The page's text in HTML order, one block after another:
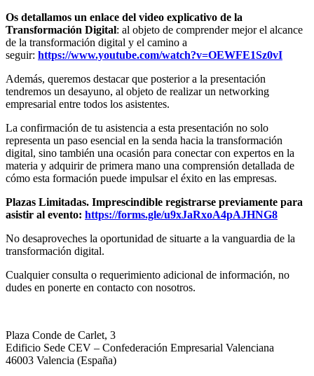
Os detallamos un enlace del video explicativo de la
Transformación Digital: al objeto de comprender mejor el alcance
de la transformación digital y el camino a
seguir: https://www.youtube.com/watch?v=OEWFE1Sz0vI
Además, queremos destacar que posterior a la presentación
tendremos un desayuno, al objeto de realizar un networking
empresarial entre todos los asistentes.
La confirmación de tu asistencia a esta presentación no solo
representa un paso esencial en la senda hacia la transformación
digital, sino también una ocasión para conectar con expertos en la
materia y adquirir de primera mano una comprensión detallada de
cómo esta formación puede impulsar el éxito en las empresas.
Plazas Limitadas. Imprescindible registrarse previamente para
asistir al evento: https://forms.gle/u9xJaRxoA4pAJHNG8
No desaproveches la oportunidad de situarte a la vanguardia de la
transformación digital.
Cualquier consulta o requerimiento adicional de información, no
dudes en ponerte en contacto con nosotros.
Plaza Conde de Carlet, 3
Edificio Sede CEV – Confederación Empresarial Valenciana
46003 Valencia (España)